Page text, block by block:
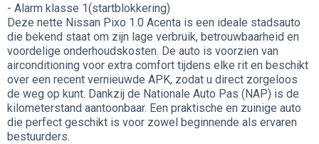
- Alarm klasse 1(startblokkering)
Deze nette Nissan Pixo 1.0 Acenta is een ideale stadsauto
die bekend staat om zijn lage verbruik, betrouwbaarheid en
voordelige onderhoudskosten. De auto is voorzien van
airconditioning voor extra comfort tijdens elke rit en beschikt
over een recent vernieuwde APK, zodat u direct zorgeloos
de weg op kunt. Dankzij de Nationale Auto Pas (NAP) is de
kilometerstand aantoonbaar. Een praktische en zuinige auto
die perfect geschikt is voor zowel beginnende als ervaren
bestuurders.